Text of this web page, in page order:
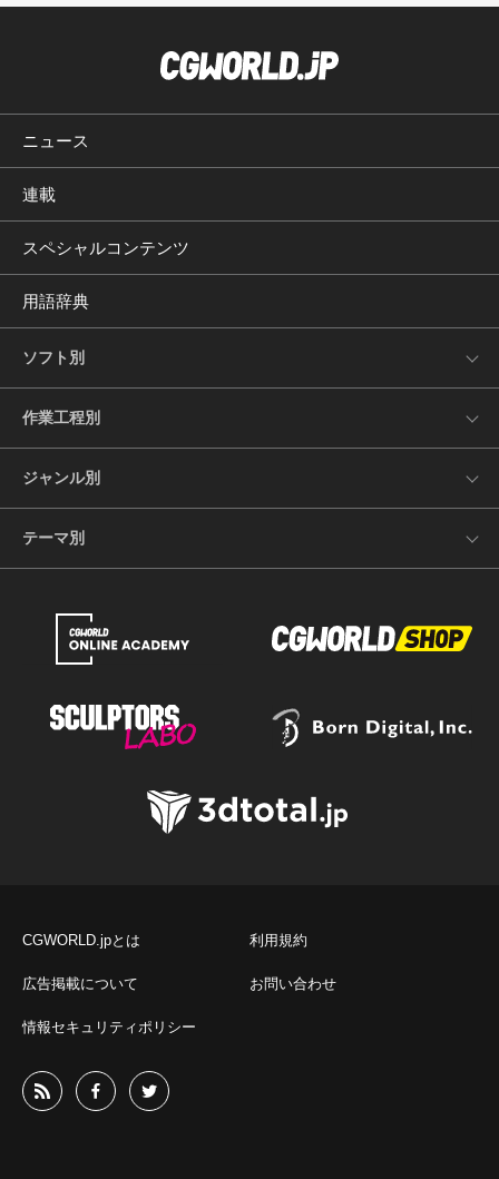
ニュース
連載
スペシャルコンテンツ
用語辞典
ソフト別
作業工程別
ジャンル別
テーマ別
CGWORLD.jpとは 利用規約
広告掲載について お問い合わせ
情報セキュリティポリシー